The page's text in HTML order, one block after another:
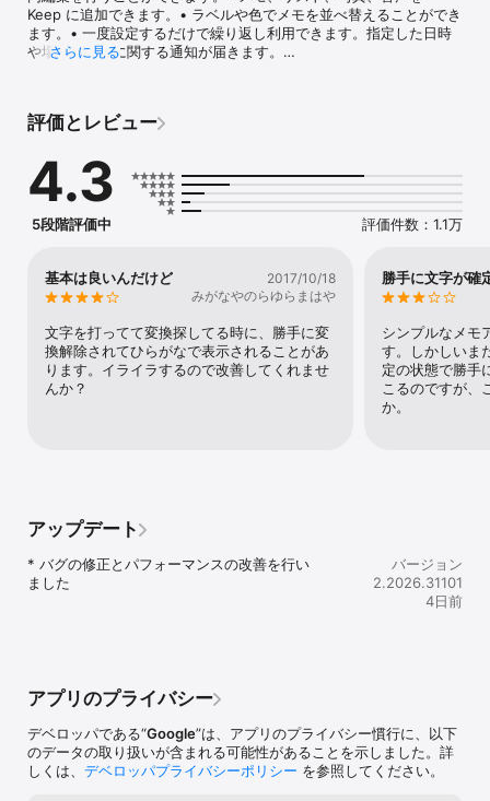
Keep に追加できます。• ラベルや色でメモを並べ替えることができ
ます。• 一度設定するだけで繰り返し利用できます。指定した日時
や場所でメモに関する通知が届きます。
お店で買うものを覚えておく必要がある場合は、位置情報に基づく
リマインダーを使って、お店に着いたらすぐに買い物リストが表示
されるよう設定できます。済ませないといけない用事があるとき
は、忘れることがないよう時間に基づくリマインダーを設定できま
す。
家族や友だちと状況を共有
次回お店に行くときは、Keep でショッピング リストを共有し、リ
す。テキスト メッセージをやり取りする必要はありません。家族や
友だちと協力して、すばやく用事を済ませることができます。
必要な情報をすばやく検索
色やその他の属性（「ToDo」のラベルが付いたリスト、リマインダ
Keep はスマートフォン、タブレット、パソコンで動作します。
Keep に追加したアイテムはすべてのデバイスで同期されるため、
大切な情報をいつでもチェックできます。
ウェブ（http://keep.google.com）または Chrome ウェブストア
（http://g.co/keepinchrome）で Google Keep をぜひお試しくだ
さらに見る
評価とレビュー
4.3
5段階評価中 評価件数：1.1万
基本は良いんだけど
2017/10/18
みがなやのらゆらまはや
文字を打ってて変換探してる時に、勝手に変
換解除されてひらがなで表示されることがあ
ります。イライラするので改善してくれませ
んか？
勝手に文字が確
シンプルなメモ
す。しかしいま
定の状態で勝手
こるのですが、
か。
アップデート
* バグの修正とパフォーマンスの改善を行い
ました
バージョン
2.2026.31101
4日前
アプリのプライバシー
デベロッパである“Google”は、アプリのプライバシー慣行に、以下
のデータの取り扱いが含まれる可能性があることを示しました。詳
しくは、 デベロッパプライバシーポリシー を参照してください。